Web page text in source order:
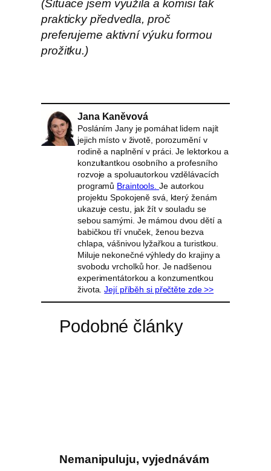
(Situace jsem využila a komisi tak
prakticky předvedla, proč
preferujeme aktivní výuku formou
prožitku.)
Jana Kaněvová
Posláním Jany je pomáhat lidem najít
jejich místo v životě, porozumění v
rodině a naplnění v práci. Je lektorkou a
konzultantkou osobního a profesního
rozvoje a spoluautorkou vzdělávacích
programů Braintools. Je autorkou
projektu Spokojeně svá, který ženám
ukazuje cestu, jak žít v souladu se
sebou samými. Je mámou dvou dětí a
babičkou tří vnuček, ženou bezva
chlapa, vášnivou lyžařkou a turistkou.
Miluje nekonečné výhledy do krajiny a
svobodu vrcholků hor. Je nadšenou
experimentátorkou a konzumentkou
života.Její příběh si přečtěte zde >>
Podobné články
Nemanipuluju, vyjednávám